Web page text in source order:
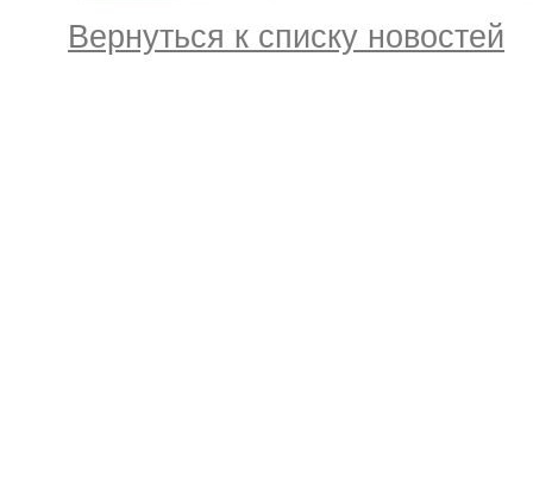
Вернуться к списку новостей